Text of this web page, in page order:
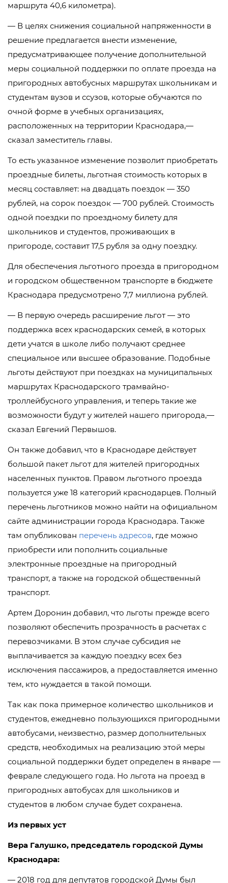
маршрута 40,6 километра).
— В целях снижения социальной напряженности в
решение предлагается внести изменение,
предусматривающее получение дополнительной
меры социальной поддержки по оплате проезда на
пригородных автобусных маршрутах школьникам и
студентам вузов и ссузов, которые обучаются по
очной форме в учебных организациях,
расположенных на территории Краснодара,—
сказал заместитель главы.
То есть указанное изменение позволит приобретать
проездные билеты, льготная стоимость которых в
месяц составляет: на двадцать поездок — 350
рублей, на сорок поездок — 700 рублей. Стоимость
одной поездки по проездному билету для
школьников и студентов, проживающих в
пригороде, составит 17,5 рубля за одну поездку.
Для обеспечения льготного проезда в пригородном
и городском общественном транспорте в бюджете
Краснодара предусмотрено 7,7 миллиона рублей.
— В первую очередь расширение льгот — это
поддержка всех краснодарских семей, в которых
дети учатся в школе либо получают среднее
специальное или высшее образование. Подобные
льготы действуют при поездках на муниципальных
маршрутах Краснодарского трамвайно-
троллейбусного управления, и теперь такие же
возможности будут у жителей нашего пригорода,—
сказал Евгений Первышов.
Он также добавил, что в Краснодаре действует
большой пакет льгот для жителей пригородных
населенных пунктов. Правом льготного проезда
пользуется уже 18 категорий краснодарцев. Полный
перечень льготников можно найти на официальном
сайте администрации города Краснодара. Также
там опубликован перечень адресов, где можно
приобрести или пополнить социальные
электронные проездные на пригородный
транспорт, а также на городской общественный
транспорт.
Артем Доронин добавил, что льготы прежде всего
позволяют обеспечить прозрачность в расчетах с
перевозчиками. В этом случае субсидия не
выплачивается за каждую поездку всех без
исключения пассажиров, а предоставляется именно
тем, кто нуждается в такой помощи.
Так как пока примерное количество школьников и
студентов, ежедневно пользующихся пригородными
автобусами, неизвестно, размер дополнительных
средств, необходимых на реализацию этой меры
социальной поддержки будет определен в январе —
феврале следующего года. Но льгота на проезд в
пригородных автобусах для школьников и
студентов в любом случае будет сохранена.
Из первых уст
Вера Галушко, председатель городской Думы
Краснодара:
— 2018 год для депутатов городской Думы был